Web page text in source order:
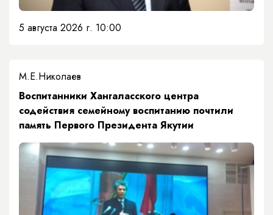
5 августа 2026 г. 10:00
М.Е.Николаев
​Воспитанники Хангаласского центра
содействия семейному воспитанию почтили
память Первого Президента Якутии